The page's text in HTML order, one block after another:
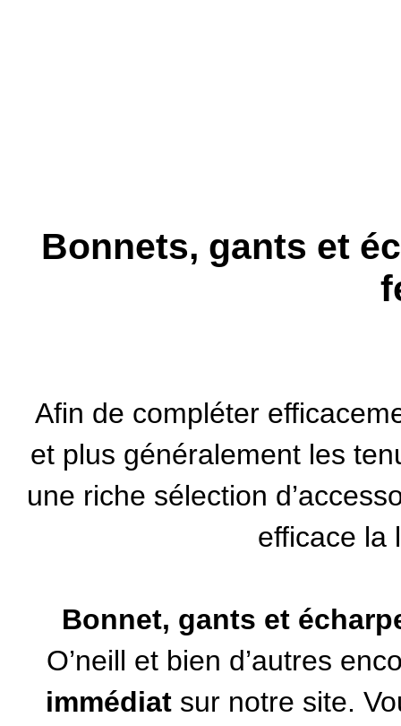
Bonnets, gants et
Afin de compléter
et plus généralement les
une riche sélection
efficace la
Bonnet, gants et
O’neill et bien d’autres
immédiat sur notre site.